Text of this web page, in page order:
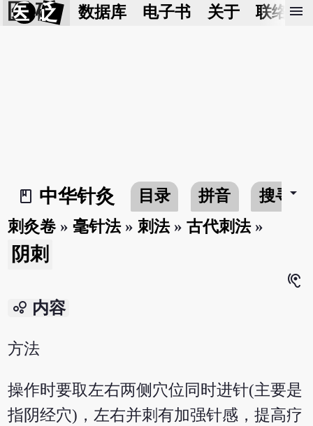
医 砭 数据库 电子书 关于 联络我
menu
book_2
中华针灸 目录 拼音 搜寻arrow_drop_down
刺灸卷 »毫针法» 刺法»古代刺法»
阴刺
hearing
bubble_chart 内容
方法
操作时要取左右两侧穴位同时进针(主要是
指阴经穴)，左右并刺有加强针感，提高疗